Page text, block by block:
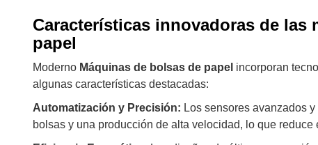
Características innovadoras de las
papel
Moderno Máquinas de bolsas de papel incorporan
algunas características destacadas:
Automatización y Precisión: Los sensores avanzados
bolsas y una producción de alta velocidad, lo que reduce